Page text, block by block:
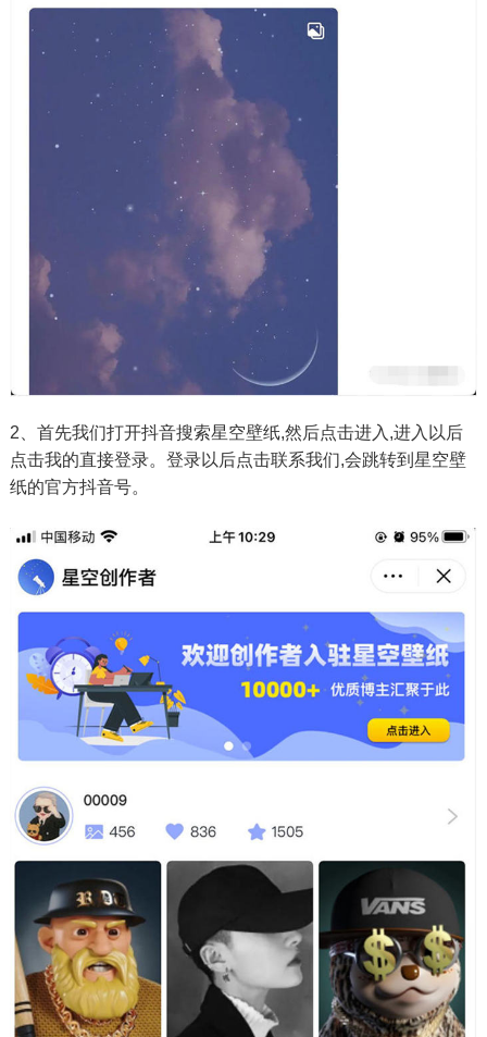
2、首先我们打开抖音搜索星空壁纸,然后点击进入,进入以后
点击我的直接登录。登录以后点击联系我们,会跳转到星空壁
纸的官方抖音号。